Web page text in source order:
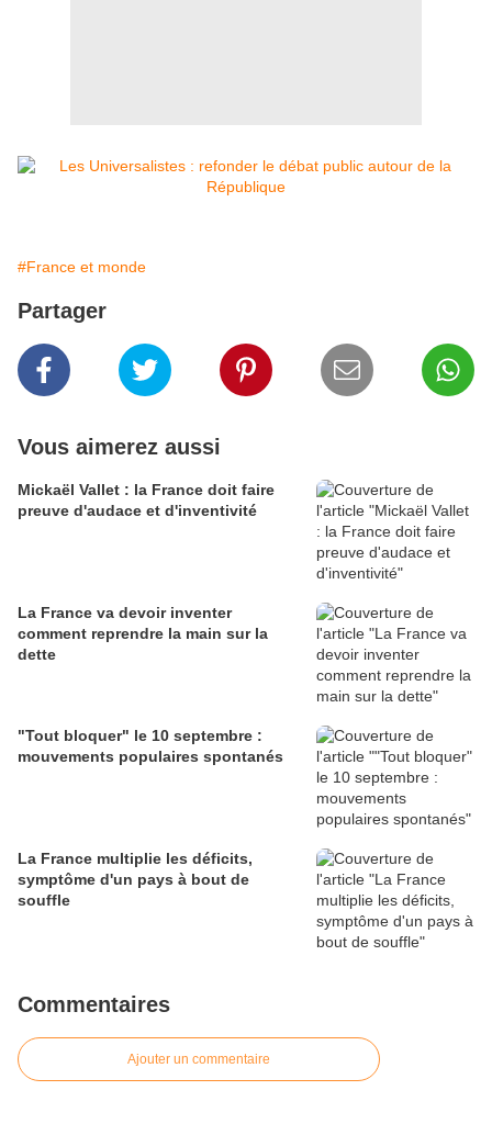
#France et monde
Partager
Vous aimerez aussi
Mickaël Vallet : la France doit faire
preuve d'audace et d'inventivité
La France va devoir inventer
comment reprendre la main sur la
dette
"Tout bloquer" le 10 septembre :
mouvements populaires spontanés
La France multiplie les déficits,
symptôme d'un pays à bout de
souffle
Commentaires
Ajouter un commentaire